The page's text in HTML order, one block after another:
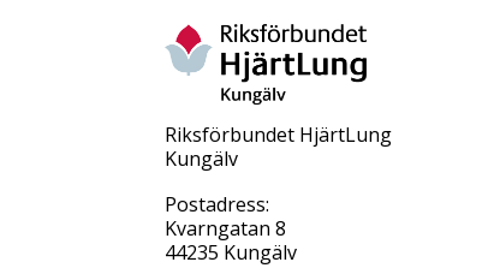
Riksförbundet HjärtLung
Kungälv
Postadress:
Kvarngatan 8
44235 Kungälv